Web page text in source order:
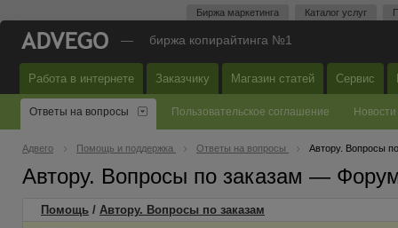
Биржа маркетинга Каталог услуг
— биржа копирайтинга №1
Работа в интернете Заказчику Магазин статей Сервис
Ответы на вопросы Пользовательское соглашение Новости
Адвего Помощь и поддержка Ответы на вопросы Автору. Вопросы
Автору. Вопросы по заказам —
Помощь / Автору. Вопросы по заказам